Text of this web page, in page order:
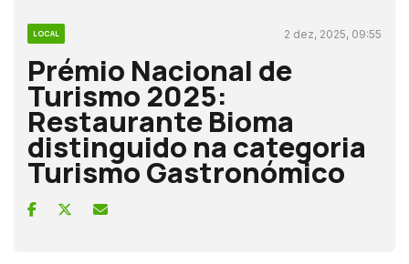
LOCAL 2 dez, 2025, 09:55
Prémio Nacional de
Turismo 2025:
Restaurante Bioma
distinguido na categoria
Turismo Gastronómico